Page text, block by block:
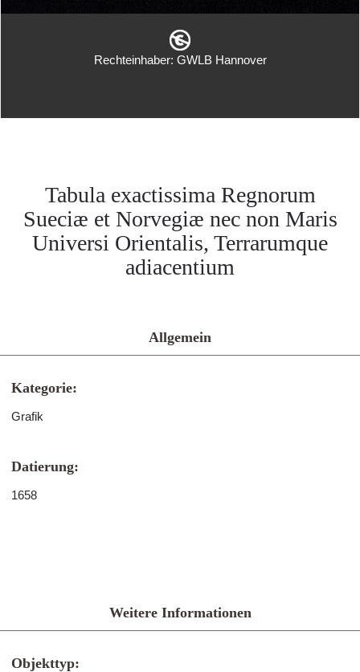
Rechteinhaber: GWLB Hannover
Tabula exactissima Regnorum
Sueciæ et Norvegiæ nec non Maris
Universi Orientalis, Terrarumque
adiacentium
Allgemein
Kategorie:
Grafik
Datierung:
1658
Weitere Informationen
Objekttyp: